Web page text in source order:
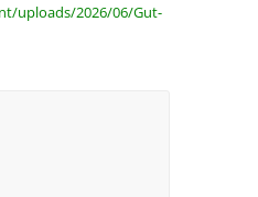
uploads/2026/06/Gut-